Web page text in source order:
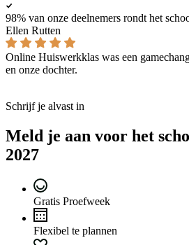
98% van onze deelnemers rondt het
Ellen Rutten
Online Huiswerkklas was een
en onze dochter.
Schrijf je alvast in
Meld je aan voor het
2027
Gratis Proefweek
Flexibel te plannen